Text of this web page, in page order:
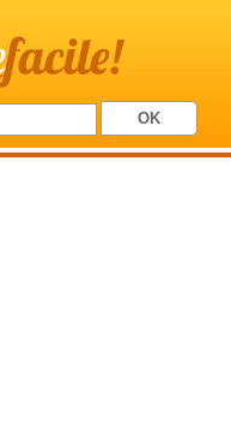
facile!